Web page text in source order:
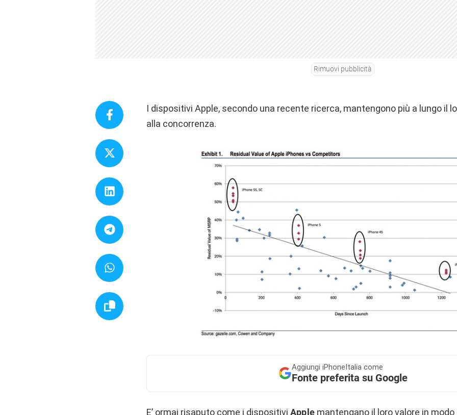
Rimuovi pubblicità
I dispositivi Apple, secondo una recente ricerca, mantengono più a lungo il
alla concorrenza.
Aggiungi iPhoneItalia come
Fonte preferita su Google
E’ ormai risaputo come i dispositivi Apple mantengano il loro valore in